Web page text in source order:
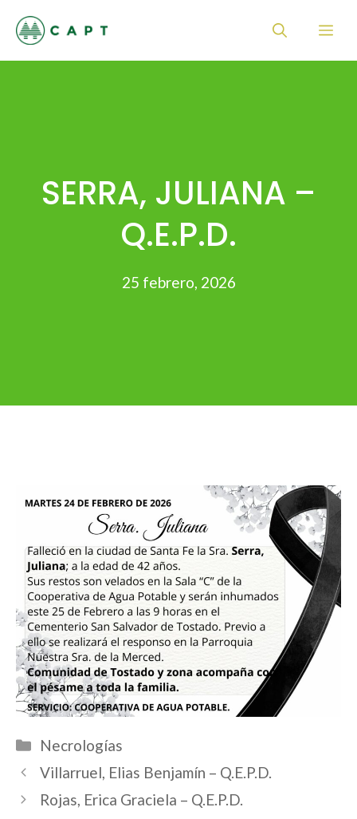
SERRA, JULIANA –
Q.E.P.D.
25 febrero, 2026
Categorías
Necrologías
Villarruel, Elias Benjamín – Q.E.P.D.
Rojas, Erica Graciela – Q.E.P.D.